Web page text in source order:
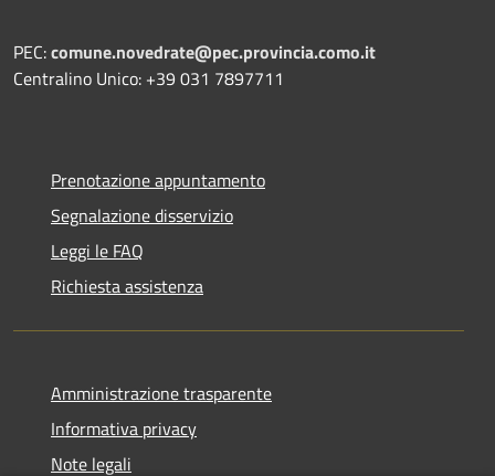
PEC:comune.novedrate@pec.provincia.como.it
Centralino Unico: +39 031 7897711
Prenotazione appuntamento
Segnalazione disservizio
Leggi le FAQ
Richiesta assistenza
Amministrazione trasparente
Informativa privacy
Note legali